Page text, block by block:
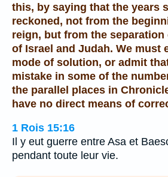
this, by saying that the years
reckoned, not from the
reign, but from the
of Israel and Judah. We must
mode of solution, or admit
mistake in some of the
the parallel places in
have no direct means of
1 Rois 15:16
Il y eut guerre entre Asa et
pendant toute leur vie.